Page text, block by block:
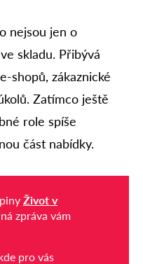
nejsou jen o
skladu. Přibývá
shopů, zákaznické
Zatímco ještě
role spíše
část nabídky.
Život v
zpráva vám
pro vás